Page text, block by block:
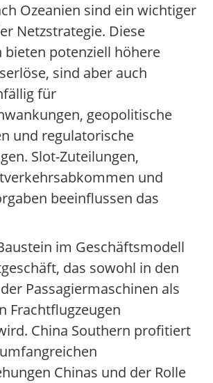
Ozeanien sind ein wichtiger
Netzstrategie. Diese
bieten potenziell höhere
sind aber auch
für
geopolitische
und regulatorische
Slot-Zuteilungen,
und
beeinflussen das
im Geschäftsmodell
das sowohl in den
Passagiermaschinen als
Frachtflugzeugen
China Southern profitiert
Chinas und der Rolle